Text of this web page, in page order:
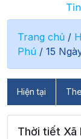
Trang chủ /
Phú / 15
Hiện tại
Thời tiết Xã